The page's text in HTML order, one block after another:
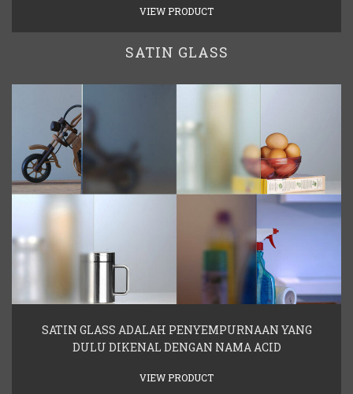
VIEW PRODUCT
SATIN GLASS
SATIN GLASS ADALAH PENYEMPURNAAN YANG
DULU DIKENAL DENGAN NAMA ACID
VIEW PRODUCT